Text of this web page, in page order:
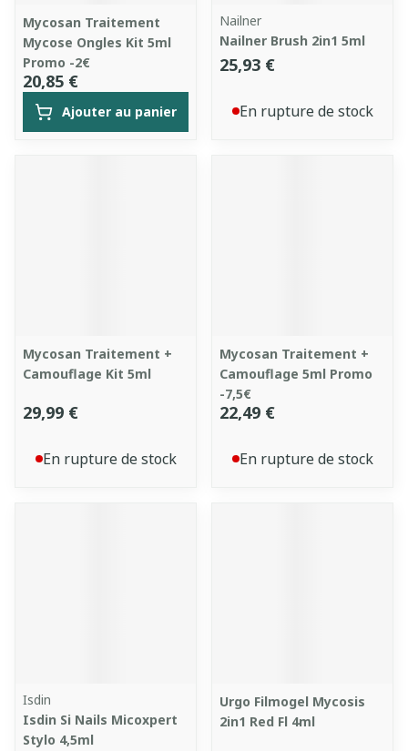
Mycosan Traitement
Mycose Ongles Kit 5ml
Promo -2€
20,85 €
Ajouter au panier
Nailner
Nailner Brush 2in1 5ml
25,93 €
En rupture de stock
Mycosan Traitement +
Camouflage Kit 5ml
29,99 €
En rupture de stock
Mycosan Traitement +
Camouflage 5ml Promo
-7,5€
22,49 €
En rupture de stock
Isdin
Isdin Si Nails Micoxpert
Stylo 4,5ml
Urgo Filmogel Mycosis
2in1 Red Fl 4ml